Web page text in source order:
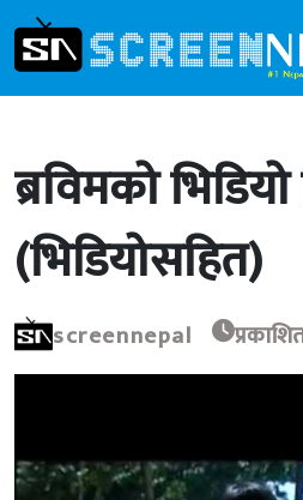
ब्रविमको
(भिडियोसहित)
screennepal